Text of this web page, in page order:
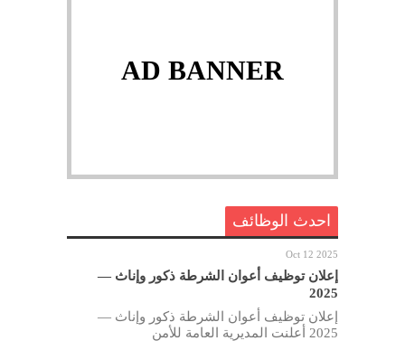
AD BANNER
احدث الوظائف
Oct 12 2025
إعلان توظيف أعوان الشرطة ذكور وإناث —
2025
إعلان توظيف أعوان الشرطة ذكور وإناث —
2025 أعلنت المديرية العامة للأمن